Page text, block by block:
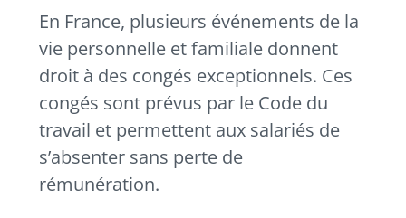
En France, plusieurs événements de la
vie personnelle et familiale donnent
droit à des congés exceptionnels. Ces
congés sont prévus par le Code du
travail et permettent aux salariés de
s’absenter sans perte de
rémunération.